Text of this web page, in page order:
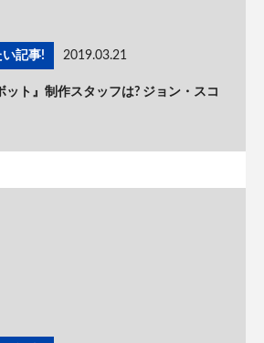
記事! 2019.03.21
ット』制作スタッフは? ジョン・スコ